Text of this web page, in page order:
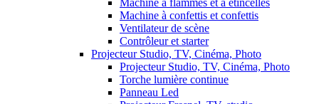
Machine à flammes et à étincelles
Machine à confettis et confettis
Ventilateur de scène
Contrôleur et starter
Projecteur Studio, TV, Cinéma, Photo
Projecteur Studio, TV, Cinéma, Photo
Torche lumière continue
Panneau Led